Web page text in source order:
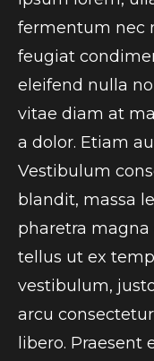
fermentum nec
feugiat
eleifend nulla
vitae diam at
a dolor. Etiam
Vestibulum
blandit, massa
pharetra
tellus ut ex
vestibulum,
arcu
libero.